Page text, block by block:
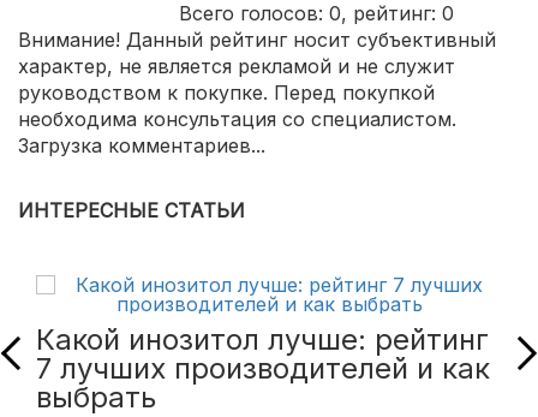
Всего голосов: 0, рейтинг: 0
Внимание! Данный рейтинг носит субъективный
характер, не является рекламой и не служит
руководством к покупке. Перед покупкой
необходима консультация со специалистом.
Загрузка комментариев...
ИНТЕРЕСНЫЕ СТАТЬИ
Какой инозитол лучше: рейтинг
7 лучших производителей и как
выбрать